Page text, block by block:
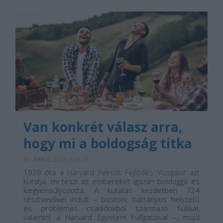
Van konkrét válasz arra,
hogy mi a boldogság titka
PAKLIL
1938 óta a Harvard Felnőtt Fejlődés Vizsgálat azt
kutatja, mi teszi az embereket igazán boldoggá és
kiegyensúlyozottá. A kutatás kezdetben 724
résztvevővel indult – bostoni, hátrányos helyzetű
és problémás családokból származó fiúkkal,
valamint a Harvard Egyetem hallgatóival –, majd